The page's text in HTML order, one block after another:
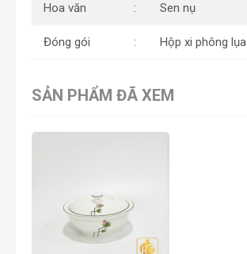
Hoa văn Sen nụ
Đóng gói Hộp xi phông lụa
SẢN PHẨM ĐÃ XEM